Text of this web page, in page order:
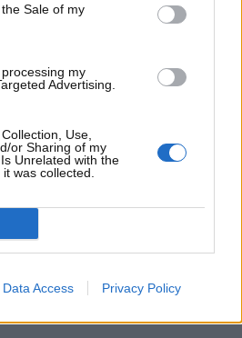
Sale of my
my
Advertising.
Use,
or Sharing of my
Unrelated with the
was collected.
Data Access Privacy Policy
ha già presentato qualcosa di
in quel caso, si parlava di un
di mai visto fino ad ora.
ha comunque dichiarato
a due cilindri già
un’unità chiamata
che ne riduce le emissioni.
ALICE è parte di un progetto
è un colosso che opera in
a ramificare il progetto di